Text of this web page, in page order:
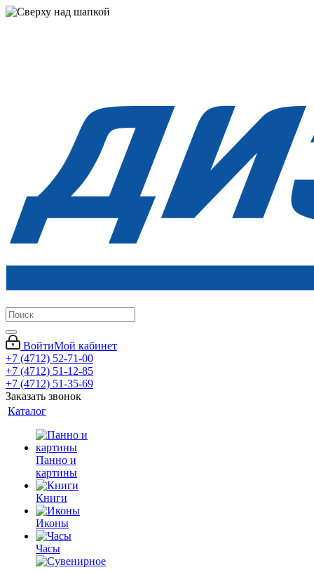
ВойтиМой кабинет
+7 (4712) 52-71-00
+7 (4712) 51-12-85
+7 (4712) 51-35-69
Заказать звонок
Каталог
Панно и
картины
Книги
Иконы
Часы